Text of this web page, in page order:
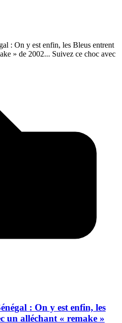
: On y est enfin, les
un alléchant « remake »